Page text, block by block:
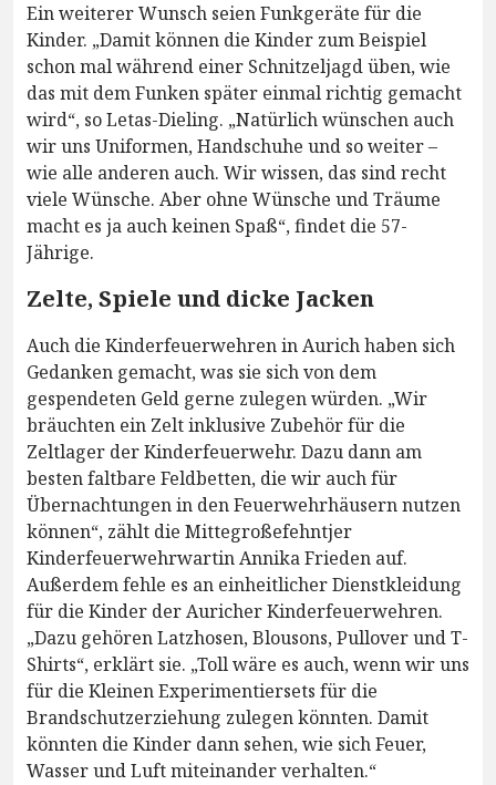
Ein weiterer Wunsch seien Funkgeräte für die
Kinder. „Damit können die Kinder zum Beispiel
schon mal während einer Schnitzeljagd üben, wie
das mit dem Funken später einmal richtig gemacht
wird“, so Letas-Dieling. „Natürlich wünschen auch
wir uns Uniformen, Handschuhe und so weiter –
wie alle anderen auch. Wir wissen, das sind recht
viele Wünsche. Aber ohne Wünsche und Träume
macht es ja auch keinen Spaß“, findet die 57-
Jährige.
Zelte, Spiele und dicke Jacken
Auch die Kinderfeuerwehren in Aurich haben sich
Gedanken gemacht, was sie sich von dem
gespendeten Geld gerne zulegen würden. „Wir
bräuchten ein Zelt inklusive Zubehör für die
Zeltlager der Kinderfeuerwehr. Dazu dann am
besten faltbare Feldbetten, die wir auch für
Übernachtungen in den Feuerwehrhäusern nutzen
können“, zählt die Mittegroßefehntjer
Kinderfeuerwehrwartin Annika Frieden auf.
Außerdem fehle es an einheitlicher Dienstkleidung
für die Kinder der Auricher Kinderfeuerwehren.
„Dazu gehören Latzhosen, Blousons, Pullover und T-
Shirts“, erklärt sie. „Toll wäre es auch, wenn wir uns
für die Kleinen Experimentiersets für die
Brandschutzerziehung zulegen könnten. Damit
könnten die Kinder dann sehen, wie sich Feuer,
Wasser und Luft miteinander verhalten.“